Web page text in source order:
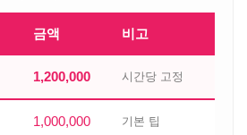
금액 비고
1,200,000 시간당 고정
1,000,000 기본 팁